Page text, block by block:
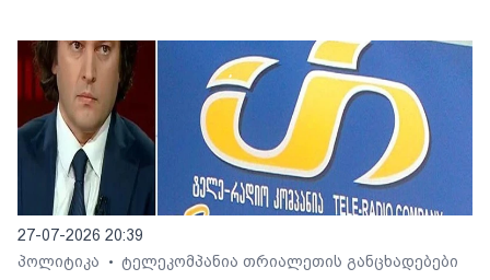
27-07-2026 20:39
პოლიტიკა
• ტელეკომპანია თრიალეთის განცხადებები